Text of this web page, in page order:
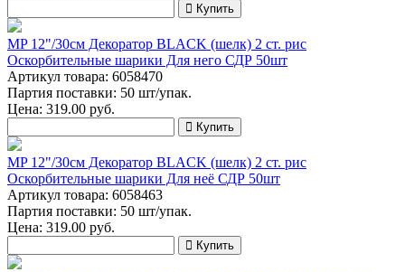
Купить
MP 12"/30см Декоратор BLACK (шелк) 2 ст. рис
Оскорбительные шарики Для него СДР 50шт
Артикул товара: 6058470
Партия поставки: 50 шт/упак.
Цена: 319.00 руб.
Купить
MP 12"/30см Декоратор BLACK (шелк) 2 ст. рис
Оскорбительные шарики Для неё СДР 50шт
Артикул товара: 6058463
Партия поставки: 50 шт/упак.
Цена: 319.00 руб.
Купить